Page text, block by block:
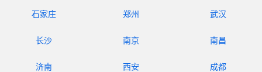
石家庄 郑州 武汉
长沙 南京 南昌
济南 西安 成都